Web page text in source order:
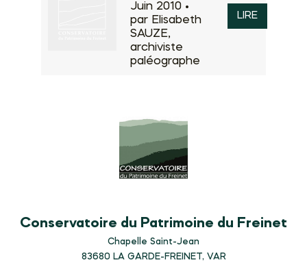
Juin 2010 •
par Elisabeth
SAUZE,
archiviste
paléographe
LIRE
Conservatoire du Patrimoine du Freinet
Chapelle Saint-Jean
83680 LA GARDE-FREINET, VAR